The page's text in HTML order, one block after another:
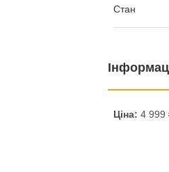
Стан
Ціна: 4 999